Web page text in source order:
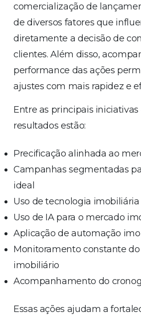
comercialização de
de diversos fatores que
diretamente a decisão de
clientes. Além disso,
performance das ações
ajustes com mais rapidez e
Entre as principais iniciativas
resultados estão:
Precificação alinhada ao
Campanhas segmentadas
ideal
Uso de tecnologia imobiliária
Uso de IA para o mercado
Aplicação de automação
Monitoramento constante do
imobiliário
Acompanhamento do
Essas ações ajudam a